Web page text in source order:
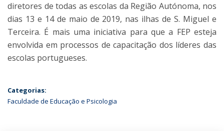
diretores de todas as escolas da Região Autónoma, nos
dias 13 e 14 de maio de 2019, nas ilhas de S. Miguel e
Terceira. É mais uma iniciativa para que a FEP esteja
envolvida em processos de capacitação dos líderes das
escolas portugueses.
Categorias:
Faculdade de Educação e Psicologia